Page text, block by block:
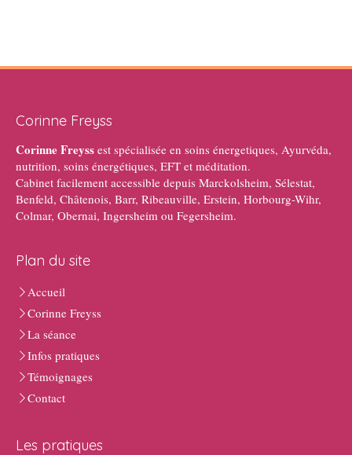
Corinne Freyss
Corinne Freyss est spécialisée en soins énergetiques, Ayurvéda,
nutrition, soins énergétiques, EFT et méditation.
Cabinet facilement accessible depuis Marckolsheim, Sélestat,
Benfeld, Châtenois, Barr, Ribeauville, Erstein, Horbourg-Wihr,
Colmar, Obernai, Ingersheim ou Fegersheim.
Plan du site
Accueil
Corinne Freyss
La séance
Infos pratiques
Témoignages
Contact
Les pratiques